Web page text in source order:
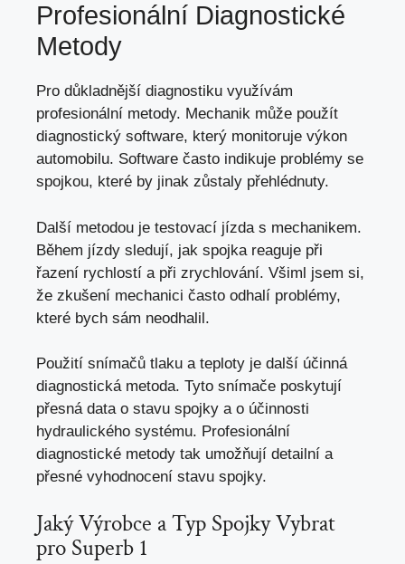
Profesionální Diagnostické
Metody
Pro důkladnější diagnostiku využívám
profesionální metody. Mechanik může použít
diagnostický software, který monitoruje výkon
automobilu. Software často indikuje problémy se
spojkou, které by jinak zůstaly přehlédnuty.
Další metodou je testovací jízda s mechanikem.
Během jízdy sledují, jak spojka reaguje při
řazení rychlostí a při zrychlování. Všiml jsem si,
že zkušení mechanici často odhalí problémy,
které bych sám neodhalil.
Použití snímačů tlaku a teploty je další účinná
diagnostická metoda. Tyto snímače poskytují
přesná data o stavu spojky a o účinnosti
hydraulického systému. Profesionální
diagnostické metody tak umožňují detailní a
přesné vyhodnocení stavu spojky.
Jaký Výrobce a Typ Spojky Vybrat
pro Superb 1